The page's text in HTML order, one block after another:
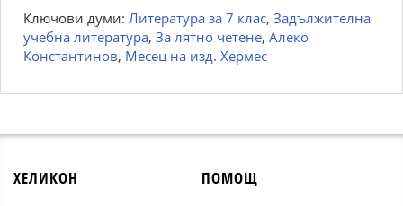
Ключови думи: Литература за 7 клас, Задължителна
учебна литература, За лятно четене, Алеко
Константинов, Месец на изд. Хермес
ХЕЛИКОН ПОМОЩ